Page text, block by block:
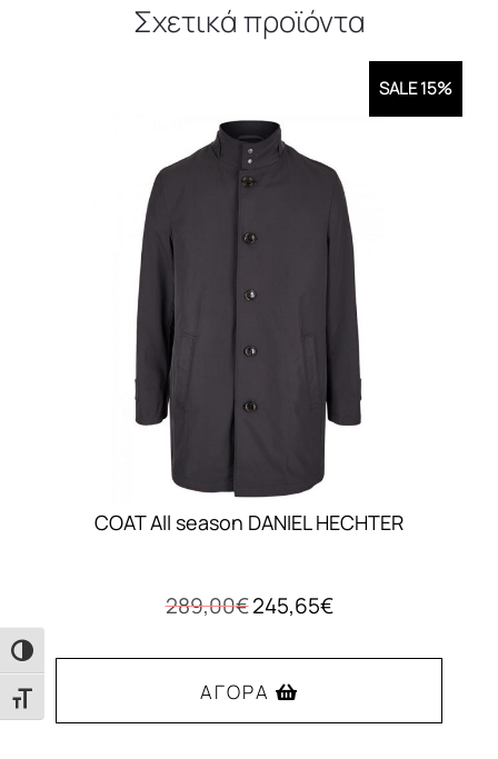
Εναλλαγή Υψηλής Αντίθεσης
Εναλλαγή Μεγέθους Γραμμάτων
Σχετικά προϊόντα
SALE 15%
COAT All season DANIEL HECHTER
289,00€ Original
was:
289,00€.
245,65€Η
τιμή
ΑΓΟΡΆ